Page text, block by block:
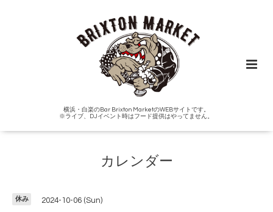
横浜・白楽のBar Brixton MarketのWEBサイトです。
※ライブ、DJイベント時はフード提供はやってません。
カレンダー
休み 2024-10-06 (Sun)